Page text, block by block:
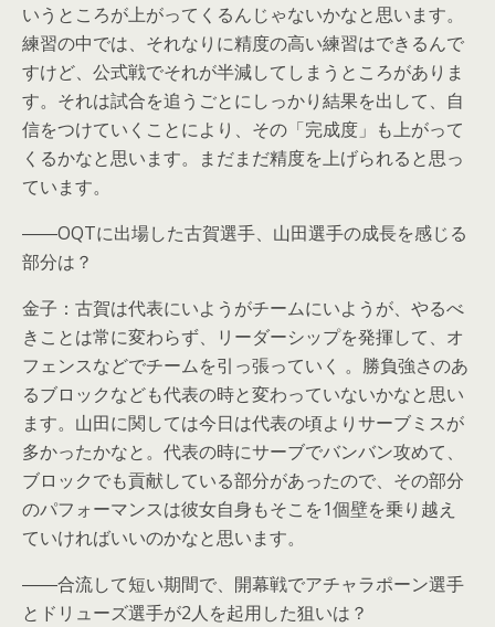
いうところが上がってくるんじゃないかなと思います。
練習の中では、それなりに精度の高い練習はできるんで
すけど、公式戦でそれが半減してしまうところがありま
す。それは試合を追うごとにしっかり結果を出して、自
信をつけていくことにより、その「完成度」も上がって
くるかなと思います。まだまだ精度を上げられると思っ
ています。
――OQTに出場した古賀選手、山田選手の成長を感じる
部分は？
金子：古賀は代表にいようがチームにいようが、やるべ
きことは常に変わらず、リーダーシップを発揮して、オ
フェンスなどでチームを引っ張っていく 。勝負強さのあ
るブロックなども代表の時と変わっていないかなと思い
ます。山田に関しては今日は代表の頃よりサーブミスが
多かったかなと。代表の時にサーブでバンバン攻めて、
ブロックでも貢献している部分があったので、その部分
のパフォーマンスは彼女自身もそこを1個壁を乗り越え
ていければいいのかなと思います。
――合流して短い期間で、開幕戦でアチャラポーン選手
とドリューズ選手が2人を起用した狙いは？